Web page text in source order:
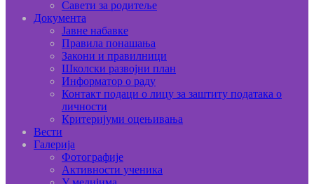
Савети за родитеље
Документа
Јавне набавке
Правила понашања
Закони и правилници
Школски развојни план
Информатор о раду
Контакт подаци о лицу за заштиту података о
личности
Критеријуми оцењивања
Вести
Галерија
Фотографије
Активности ученика